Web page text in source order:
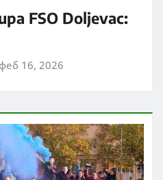
FSO Doljevac:
феб 16, 2026